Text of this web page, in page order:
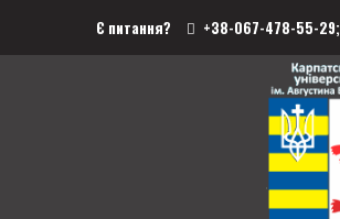
Є питання? +38-067-478-55-29;